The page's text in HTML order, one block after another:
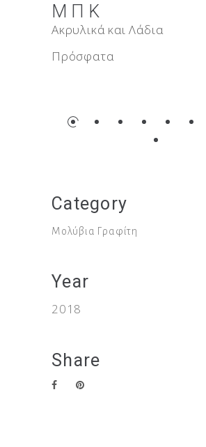
ΜΠΚ
Ακρυλικά και Λάδια
Πρόσφατα
Category
Μολύβια Γραφίτη
Year
2018
Share